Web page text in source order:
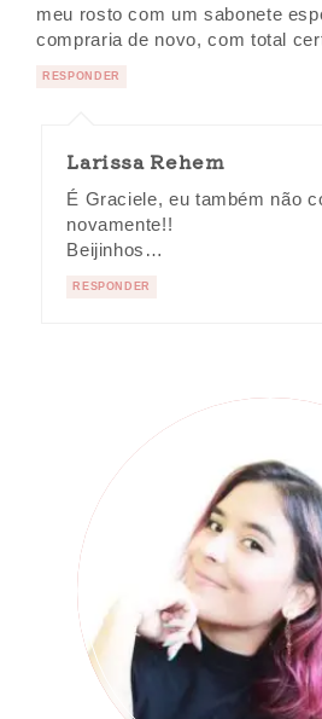
meu rosto com um sabonete
compraria de novo, com total
RESPONDER
Larissa Rehem
É Graciele, eu também não
novamente!!
Beijinhos…
RESPONDER